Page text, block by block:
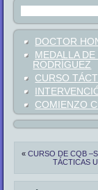
DOCTOR
MEDALLA DE
RODRÍGUEZ
CURSO
COMIENZO
«CURSO DE CQB
TÁCTICAS